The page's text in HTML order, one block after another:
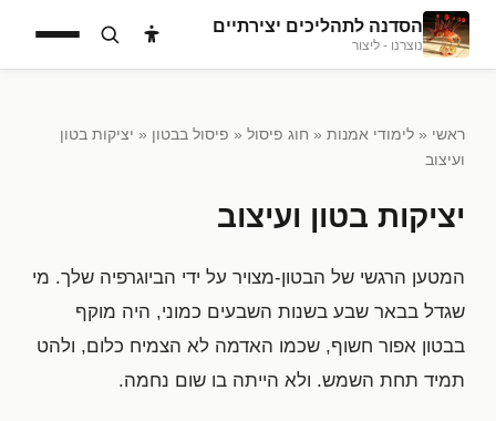
הסדנה לתהליכים יצירתיים
נוצרנו - ליצור
ראשי « לימודי אמנות « חוג פיסול « פיסול בבטון « יציקות בטון
ועיצוב
יציקות בטון ועיצוב
המטען הרגשי של הבטון-מצויר על ידי הביוגרפיה שלך. מי
שגדל בבאר שבע בשנות השבעים כמוני, היה מוקף
בבטון אפור חשוף, שכמו האדמה לא הצמיח כלום, ולהט
תמיד תחת השמש. ולא הייתה בו שום נחמה.